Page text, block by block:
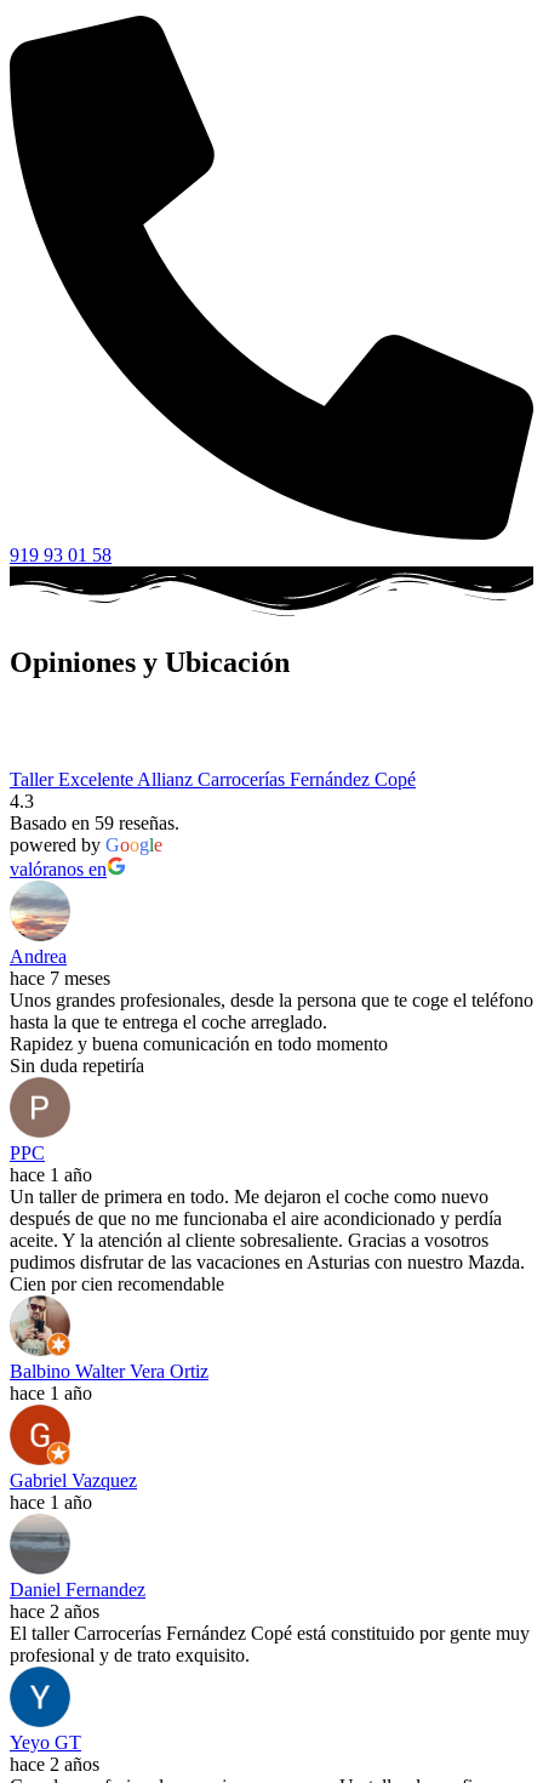
919 93 01 58
Opiniones y Ubicación
Taller Excelente Allianz Carrocerías Fernández Copé
4.3
Basado en 59 reseñas.
powered by Google
valóranos en
Andrea
hace 7 meses
Unos grandes profesionales, desde la persona que te coge el teléfono
hasta la que te entrega el coche arreglado.
Rapidez y buena comunicación en todo momento
Sin duda repetiría
PPC
hace 1 año
Un taller de primera en todo. Me dejaron el coche como nuevo
después de que no me funcionaba el aire acondicionado y perdía
aceite. Y la atención al cliente sobresaliente. Gracias a vosotros
pudimos disfrutar de las vacaciones en Asturias con nuestro Mazda.
Cien por cien recomendable
Balbino Walter Vera Ortiz
hace 1 año
Gabriel Vazquez
hace 1 año
Daniel Fernandez
hace 2 años
El taller Carrocerías Fernández Copé está constituido por gente muy
profesional y de trato exquisito.
Yeyo GT
hace 2 años